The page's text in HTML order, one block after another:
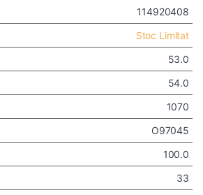
114920408
Stoc Limitat
53.0
54.0
1070
O97045
100.0
33